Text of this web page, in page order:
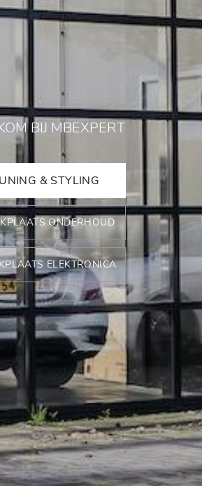
BIJ MBEXPERT
& STYLING
ONDERHOUD
ELEKTRONICA